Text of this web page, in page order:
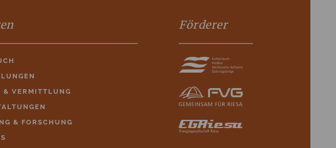
& VERMITTLUNG
& FORSCHUNG
Förderer